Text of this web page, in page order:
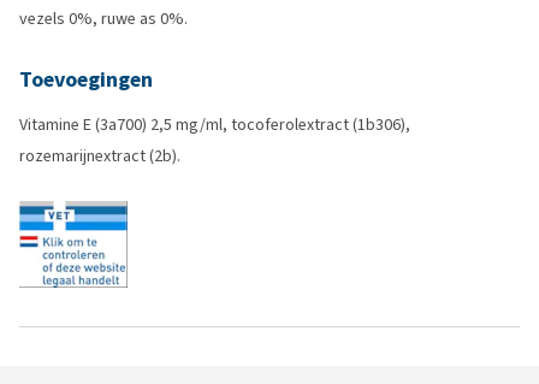
vezels 0%, ruwe as 0%.
Toevoegingen
Vitamine E (3a700) 2,5 mg/ml, tocoferolextract (1b306),
rozemarijnextract (2b).